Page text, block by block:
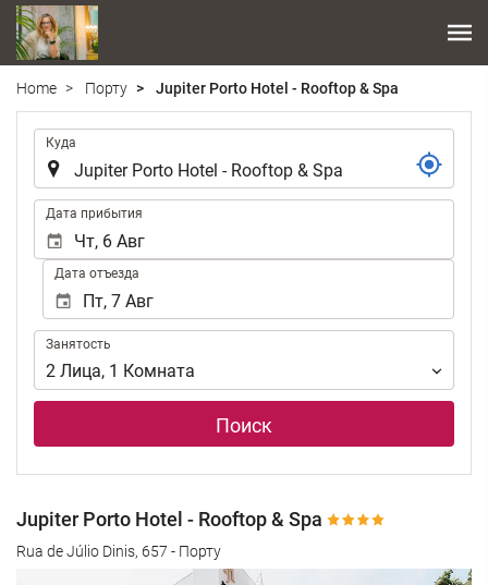
Home Порту Jupiter Porto Hotel - Rooftop & Spa
Куда
Дата прибытия
Дата отъезда
Занятость
Занятость
2 Лица, 1 Комната
Поиск
Jupiter Porto Hotel - Rooftop & Spa
Rua de Júlio Dinis, 657 - Порту